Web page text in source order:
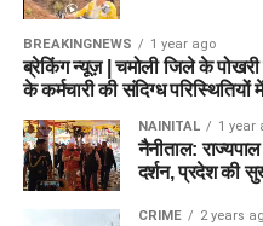
BREAKINGNEWS 1 year ago
ब्रेकिंग न्यूज़ | चमोली जिले के पोखरी
के कर्मचारी की संदिग्ध परिस्थितियों
NAINITAL 1 year
नैनीताल:
दर्शन, प्रदेश की
CRIME 2 years